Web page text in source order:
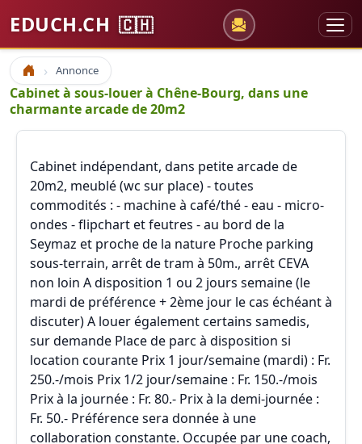
EDUCH.CH 🇨🇭
Accueil Annonce
Cabinet à sous-louer à Chêne-Bourg, dans une
charmante arcade de 20m2
Cabinet indépendant, dans petite arcade de
20m2, meublé (wc sur place) - toutes
commodités : - machine à café/thé - eau - micro-
ondes - flipchart et feutres - au bord de la
Seymaz et proche de la nature Proche parking
sous-terrain, arrêt de tram à 50m., arrêt CEVA
non loin A disposition 1 ou 2 jours semaine (le
mardi de préférence + 2ème jour le cas échéant à
discuter) A louer également certains samedis,
sur demande Place de parc à disposition si
location courante Prix 1 jour/semaine (mardi) : Fr.
250.-/mois Prix 1/2 jour/semaine : Fr. 150.-/mois
Prix à la journée : Fr. 80.- Prix à la demi-journée :
Fr. 50.- Préférence sera donnée à une
collaboration constante. Occupée par une coach,